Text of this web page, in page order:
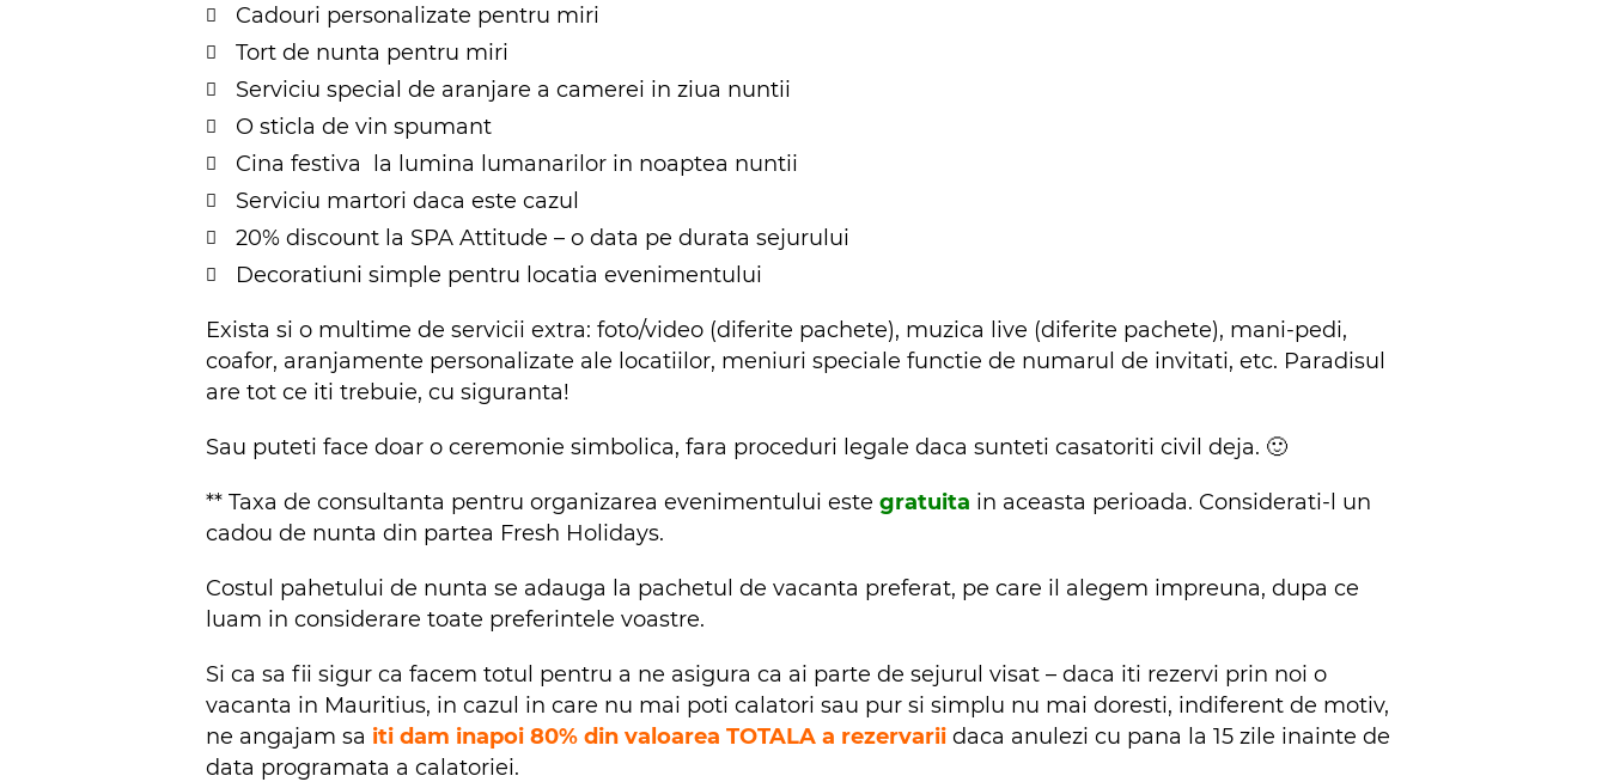
Cadouri personalizate pentru miri
Tort de nunta pentru miri
Serviciu special de aranjare a camerei in ziua nuntii
O sticla de vin spumant
Cina festiva la lumina lumanarilor in noaptea nuntii
Serviciu martori daca este cazul
20% discount la SPA Attitude – o data pe durata sejurului
Decoratiuni simple pentru locatia evenimentului
Exista si o multime de servicii extra: foto/video (diferite pachete), muzica live (diferite pachete), mani-pedi,
coafor, aranjamente personalizate ale locatiilor, meniuri speciale functie de numarul de invitati, etc. Paradisul
are tot ce iti trebuie, cu siguranta!
Sau puteti face doar o ceremonie simbolica, fara proceduri legale daca sunteti casatoriti civil deja. 🙂
** Taxa de consultanta pentru organizarea evenimentului este gratuita in aceasta perioada. Considerati-l un
cadou de nunta din partea Fresh Holidays.
Costul pahetului de nunta se adauga la pachetul de vacanta preferat, pe care il alegem impreuna, dupa ce
luam in considerare toate preferintele voastre.
Si ca sa fii sigur ca facem totul pentru a ne asigura ca ai parte de sejurul visat – daca iti rezervi prin noi o
vacanta in Mauritius, in cazul in care nu mai poti calatori sau pur si simplu nu mai doresti, indiferent de motiv,
ne angajam sa iti dam inapoi 80% din valoarea TOTALA a rezervarii daca anulezi cu pana la 15 zile inainte de
data programata a calatoriei.